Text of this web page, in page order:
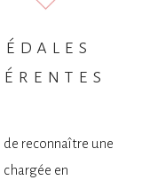
reconnaître une
en